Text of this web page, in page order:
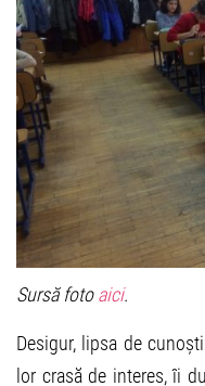
Sursă fotoaici.
Desigur, lipsa de
lor crasă de interes, îi